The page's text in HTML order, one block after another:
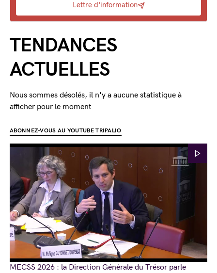
Lettre d'information
TENDANCES
ACTUELLES
Nous sommes désolés, il n'y a aucune statistique à
afficher pour le moment
ABONNEZ-VOUS AU YOUTUBE TRIPALIO
MECSS 2026 : la Direction Générale du Trésor parle